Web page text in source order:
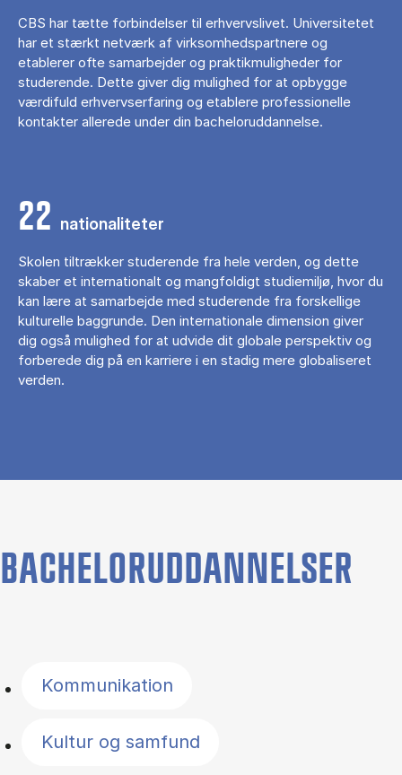
CBS har tætte forbindelser til erhvervslivet. Universitetet
har et stærkt netværk af virksomhedspartnere og
etablerer ofte samarbejder og praktikmuligheder for
studerende. Dette giver dig mulighed for at opbygge
værdifuld erhvervserfaring og etablere professionelle
kontakter allerede under din bacheloruddannelse.
22 nationaliteter
Skolen tiltrækker studerende fra hele verden, og dette
skaber et internationalt og mangfoldigt studiemiljø, hvor du
kan lære at samarbejde med studerende fra forskellige
kulturelle baggrunde. Den internationale dimension giver
dig også mulighed for at udvide dit globale perspektiv og
forberede dig på en karriere i en stadig mere globaliseret
verden.
BACHELORUDDANNELSER
Kommunikation
Kultur og samfund